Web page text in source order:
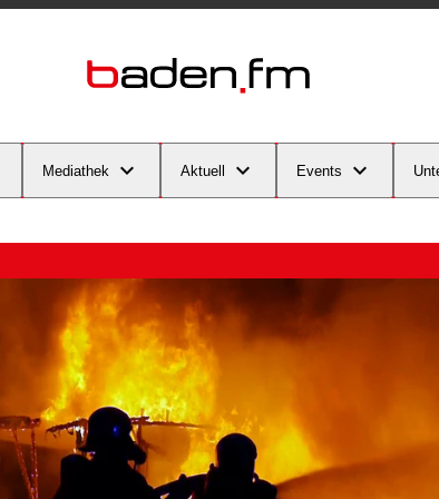
Mediathek Aktuell Events